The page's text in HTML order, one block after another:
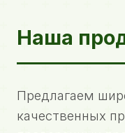
Наша
Предлагаем
качественных